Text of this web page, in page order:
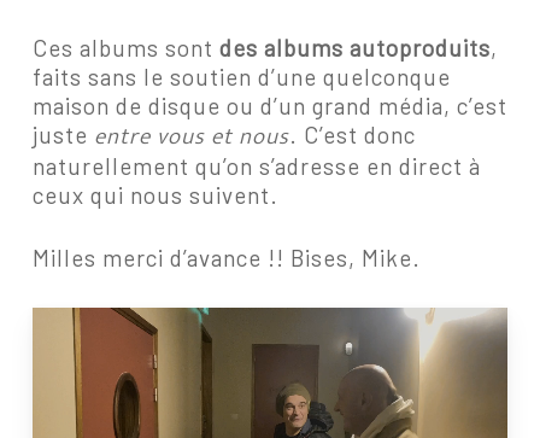
Ces albums sont des albums autoproduits,
faits sans le soutien d’une quelconque
maison de disque ou d’un grand média, c’est
juste entre vous et nous. C’est donc
naturellement qu’on s’adresse en direct à
ceux qui nous suivent.
Milles merci d’avance !! Bises, Mike.